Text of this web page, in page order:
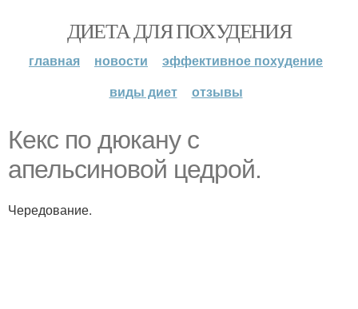
ДИЕТА ДЛЯ ПОХУДЕНИЯ
главная новости
эффективное похудение
виды диет
отзывы
Кекс по дюкану с
апельсиновой цедрой.
Чередование.